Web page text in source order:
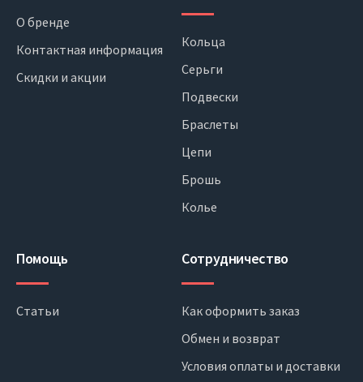
О бренде
Контактная информация
Скидки и акции
Кольца
Серьги
Подвески
Браслеты
Цепи
Брошь
Колье
Помощь
Статьи
Сотрудничество
Как оформить заказ
Обмен и возврат
Условия оплаты и доставки